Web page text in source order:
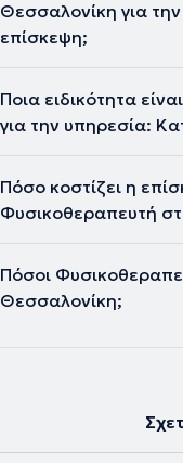
Θεσσαλονίκη για
επίσκεψη;
Ποια ειδικότητα
για την υπηρεσία:
Πόσο κοστίζει η
Φυσικοθεραπευτή
Πόσοι
Θεσσαλονίκη;